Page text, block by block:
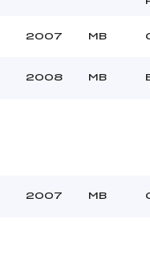
2007 MB
2008 MB
2007 MB